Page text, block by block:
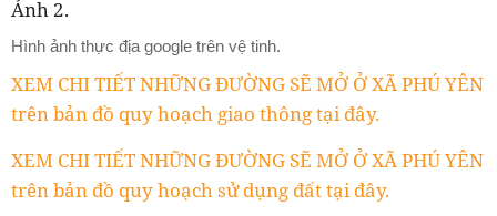
Hình ảnh thực địa google trên vệ tinh.
XEM CHI TIẾT NHỮNG ĐƯỜNG SẼ MỞ Ở XÃ PHÚ YÊN
trên bản đồ quy hoạch giao thông tại đây.
XEM CHI TIẾT NHỮNG ĐƯỜNG SẼ MỞ Ở XÃ PHÚ YÊN
trên bản đồ quy hoạch sử dụng đất tại đây.